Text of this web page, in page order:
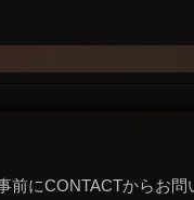
前にCONTACTからお問